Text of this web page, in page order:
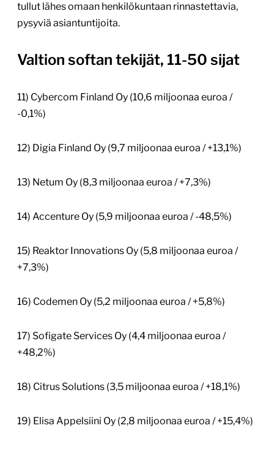
tullut lähes omaan henkilökuntaan rinnastettavia,
pysyviä asiantuntijoita.
Valtion softan tekijät, 11-50 sijat
11) Cybercom Finland Oy (10,6 miljoonaa euroa /
-0,1%)
12) Digia Finland Oy (9,7 miljoonaa euroa / +13,1%)
13) Netum Oy (8,3 miljoonaa euroa / +7,3%)
14) Accenture Oy (5,9 miljoonaa euroa / -48,5%)
15) Reaktor Innovations Oy (5,8 miljoonaa euroa /
+7,3%)
16) Codemen Oy (5,2 miljoonaa euroa / +5,8%)
17) Sofigate Services Oy (4,4 miljoonaa euroa /
+48,2%)
18) Citrus Solutions (3,5 miljoonaa euroa / +18,1%)
19) Elisa Appelsiini Oy (2,8 miljoonaa euroa / +15,4%)